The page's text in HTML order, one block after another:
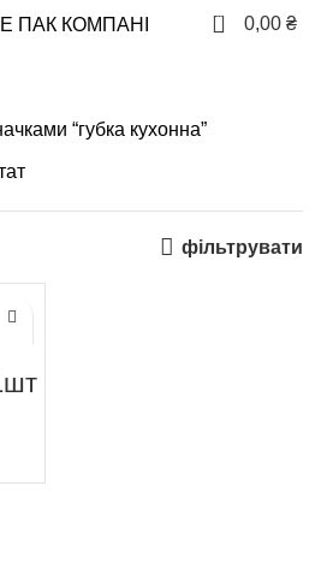
0 0,00 ₴
“губка кухонна”
фільтрувати